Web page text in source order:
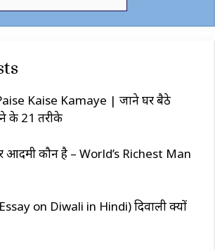
Kaise Kamaye | जाने घर बैठे
के 21 तरीके
आदमी कौन है – World’s Richest Man
on Diwali in Hindi) दिवाली क्यों